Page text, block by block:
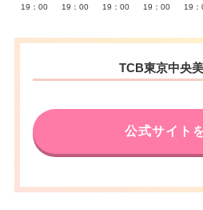
19：00
19：00
19：00
19：00
19：
TCB東京中央
公式サイト